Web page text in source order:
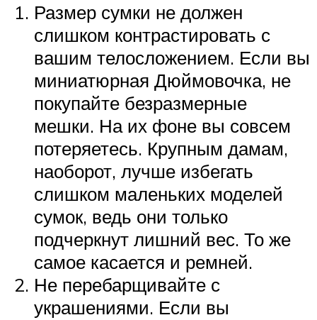
Размер сумки не должен
слишком контрастировать с
вашим телосложением. Если вы
миниатюрная Дюймовочка, не
покупайте безразмерные
мешки. На их фоне вы совсем
потеряетесь. Крупным дамам,
наоборот, лучше избегать
слишком маленьких моделей
сумок, ведь они только
подчеркнут лишний вес. То же
самое касается и ремней.
Не перебарщивайте с
украшениями. Если вы